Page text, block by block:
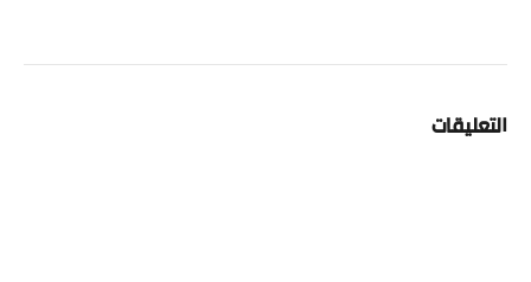
التعليقات